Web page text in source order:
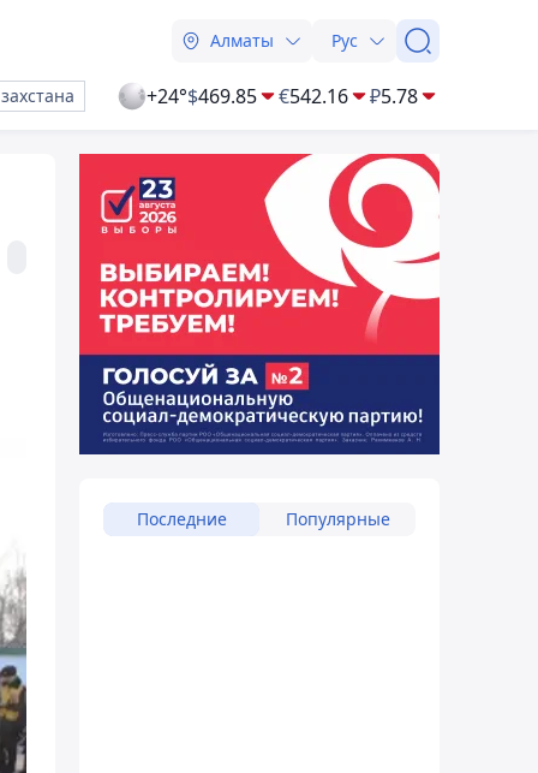
Алматы Рус
+24°$469.85 €542.16 ₽5.78
Последние Популярные